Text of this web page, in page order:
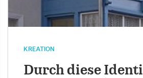
KREATION
Durch diese